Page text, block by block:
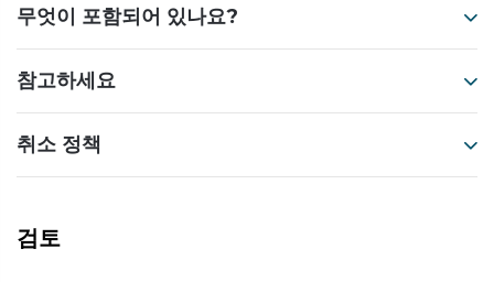
무엇이 포함되어 있나요?
참고하세요
취소 정책
검토